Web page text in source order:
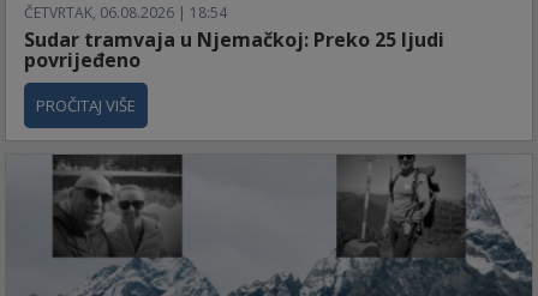
ČETVRTAK, 06.08.2026 | 18:54
Sudar tramvaja u Njemačkoj: Preko 25 ljudi
povrijeđeno
PROČITAJ VIŠE